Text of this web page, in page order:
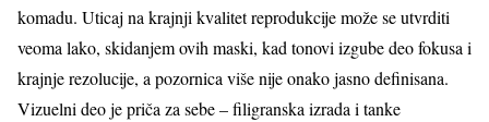
komadu. Uticaj na krajnji kvalitet reprodukcije može se utvrditi
veoma lako, skidanjem ovih maski, kad tonovi izgube deo fokusa i
krajnje rezolucije, a pozornica više nije onako jasno definisana.
Vizuelni deo je priča za sebe – filigranska izrada i tanke